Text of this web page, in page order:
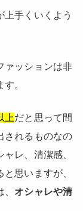
上手くいくよう
ァッションは非
。
上だと思って間
されるものなの
レ、清潔感、
思いますが、
オシャレや清